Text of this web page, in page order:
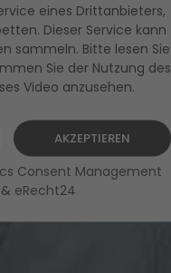
eines Drittanbieters,
Dieser Service kann
sammeln. Bitte lesen Sie
Sie der Nutzung des
Video anzusehen.
AKZEPTIEREN
Consent Management
& eRecht24